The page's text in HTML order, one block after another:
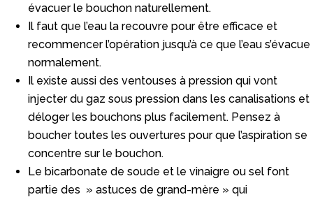
évacuer le bouchon naturellement.
Il faut que l’eau la recouvre pour être efficace et
recommencer l’opération jusqu’à ce que l’eau s’évacue
normalement.
Il existe aussi des ventouses à pression qui vont
injecter du gaz sous pression dans les canalisations et
déloger les bouchons plus facilement. Pensez à
boucher toutes les ouvertures pour que l’aspiration se
concentre sur le bouchon.
Le bicarbonate de soude et le vinaigre ou sel font
partie des » astuces de grand-mère » qui